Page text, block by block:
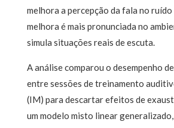
melhora a percepção da fala no ruído
melhora é mais pronunciada no
simula situações reais de escuta.
A análise comparou o desempenho
entre sessões de treinamento
(IM) para descartar efeitos de
um modelo misto linear